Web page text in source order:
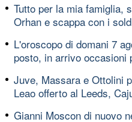
Tutto per la mia famiglia,
Orhan e scappa con i
L'oroscopo di domani 7
posto, in arrivo occasioni
Juve, Massara e Ottolini
Leao offerto al Leeds,
Gianni Moscon di nuovo